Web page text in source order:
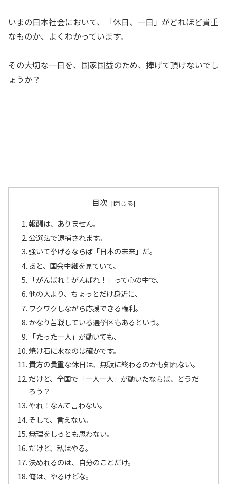
いまの日本社会において、「休日、一日」がどれほど貴重
なものか、よくわかっています。
その大切な一日を、国家国益のため、捧げて頂けないでし
ょうか？
目次
報酬は、ありません。
公選法で逮捕されます。
強いて挙げるならば「日本の未来」だ。
あと、国会中継を見ていて、
「がんばれ！がんばれ！」って心の中で、
他の人より、ちょっとだけ身近に、
ワクワクしながら応援できる権利。
かなり苦戦している選挙区もあるという。
「たった一人」が動いても、
焼け石に水なのは確かです。
貴方の貴重な休日は、無駄に終わるのかも知れない。
だけど、全国で「一人一人」が動いたならば、どうだ
ろう？
やれ！なんて言わない。
そして、言えない。
無理をしろとも思わない。
だけど、私はやる。
決めれるのは、自分のことだけ。
俺は、やるけどな。